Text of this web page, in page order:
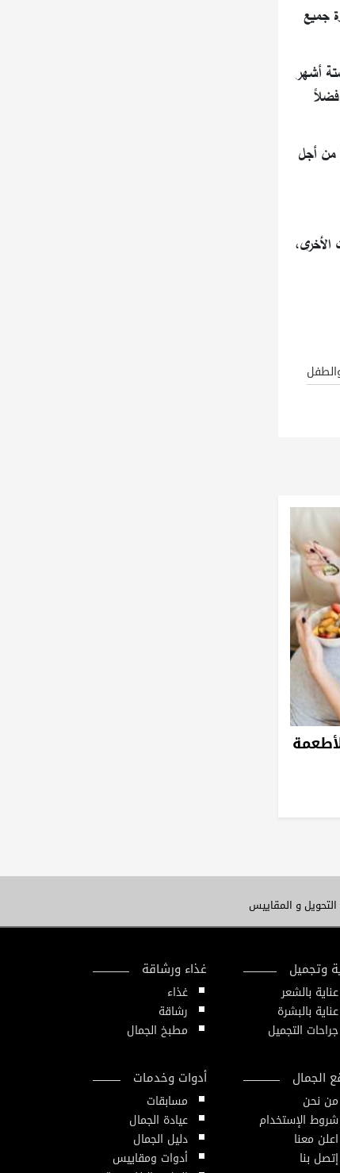
جميع
أشهر
من أجل
الأخرى،
و المقاييس
وتجميل
عناية بالشعر
عناية بالبشرة
جراحات التجميل
غذاء ورشاقة
غذاء
رشاقة
مطبخ الجمال
الجمال
من نحن
شروط الإستخدام
اعلن معنا
إتصل بنا
أدوات وخدمات
مسابقات
عيادة الجمال
دليل الجمال
أدوات ومقاييس